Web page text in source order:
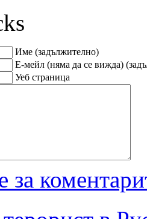
Име (задължително)
Е-мейл (няма да се вижда)
Уеб страница
за